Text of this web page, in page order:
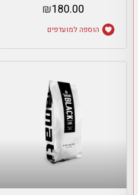
₪180.00
הוספה למועדפים
בחר אפשרויות